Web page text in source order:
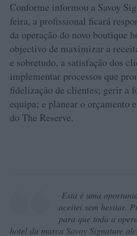
Conforme informou a Savoy
feira, a profissional ficará
da operação do novo boutique
objectivo de maximizar a
e sobretudo, a satisfação dos
implementar processos que
fidelização de clientes; gerir a
equipa; e planear o orçamento
do The Reserve.
Esta é uma
aceitei sem hesitar.
para que toda a
hotel da marca Savoy Signature